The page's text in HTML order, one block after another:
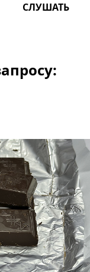
СЛУШАТЬ